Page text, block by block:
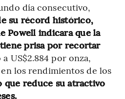
día consecutivo,
su récord histórico,
Powell indicara que la
tiene prisa por recortar
US$2.884 por onza,
los rendimientos de los
que reduce su atractivo